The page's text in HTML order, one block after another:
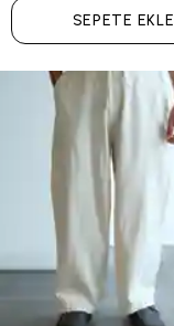
SEPETE EKLE